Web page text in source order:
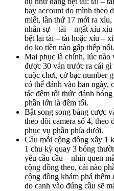
bay account do mình theo
miết, lần thứ 17 mới ra xỉu,
nhân sự – tài – ngất xỉu
bệt lại tài – tài hoặc xỉu –
do ko tiền nào gấp thếp nổi.
Mai phục là chính, lúc nào
được 30 ván trước ra cái gì
cuộc chơi, cờ bạc number
có thể đánh vào ban ngày,
tác đêm tối thức đánh
phần lớn là đêm tối.
Bật song song bảng cược
theo dõi camera số 4, theo
phục vụ phần phía dưới.
Cầu mỗi cộng đồng xây 1
1 chu kỳ quay 3 bóng
yêu cầu cầu – nhìn quen
cộng đồng theo, cái nào
cộng đồng khám phá
do canh vào đúng cầu sẽ